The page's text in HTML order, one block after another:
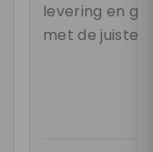
levering en
met de juiste